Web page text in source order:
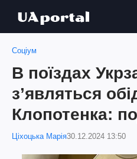
Соціум
В поїздах
зʼявляться
Клопотенка:
Ціхоцька Марія30.12.2024 13:50